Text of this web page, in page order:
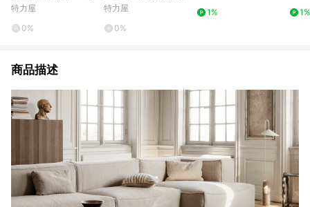
特力屋
0%
成木紋
特力屋
0%
1%
1%
商品描述